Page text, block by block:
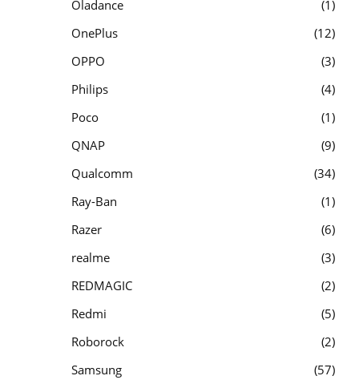
Oladance
1
OnePlus
12
OPPO
3
Philips
4
Poco
1
QNAP
9
Qualcomm
34
Ray-Ban
1
Razer
6
realme
3
REDMAGIC
2
Redmi
5
Roborock
2
Samsung
57